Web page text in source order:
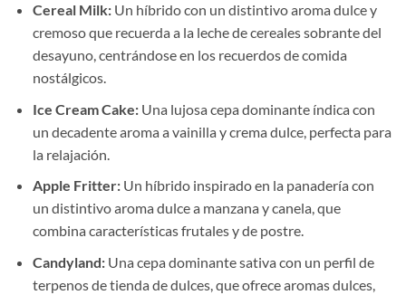
Cereal Milk:Un híbrido con un distintivo aroma dulce y
cremoso que recuerda a la leche de cereales sobrante del
desayuno, centrándose en los recuerdos de comida
nostálgicos.
Ice Cream Cake:Una lujosa cepa dominante índica con
un decadente aroma a vainilla y crema dulce, perfecta para
la relajación.
Apple Fritter:Un híbrido inspirado en la panadería con
un distintivo aroma dulce a manzana y canela, que
combina características frutales y de postre.
Candyland:Una cepa dominante sativa con un perfil de
terpenos de tienda de dulces, que ofrece aromas dulces,